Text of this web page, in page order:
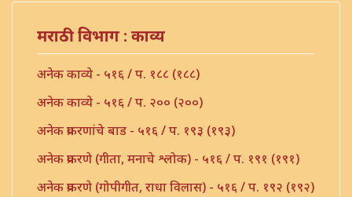
मराठी विभाग : काव्य
अनेक काव्ये - ५१६ / प. १८८ (१८८)
अनेक काव्ये - ५१६ / प. २०० (२००)
अनेक प्रकरणांचे बाड - ५१६ / प. १९३ (१९३)
अनेक प्रकरणे (गीता, मनाचे श्लोक) - ५१६ / प. १९१ (१९१)
अनेक प्रकरणे (गोपीगीत, राधा विलास) - ५१६ / प. १९२ (१९२)